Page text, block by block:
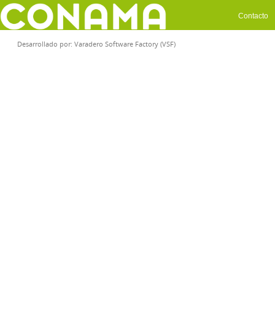
Contacto
Desarrollado por: Varadero Software Factory (VSF)